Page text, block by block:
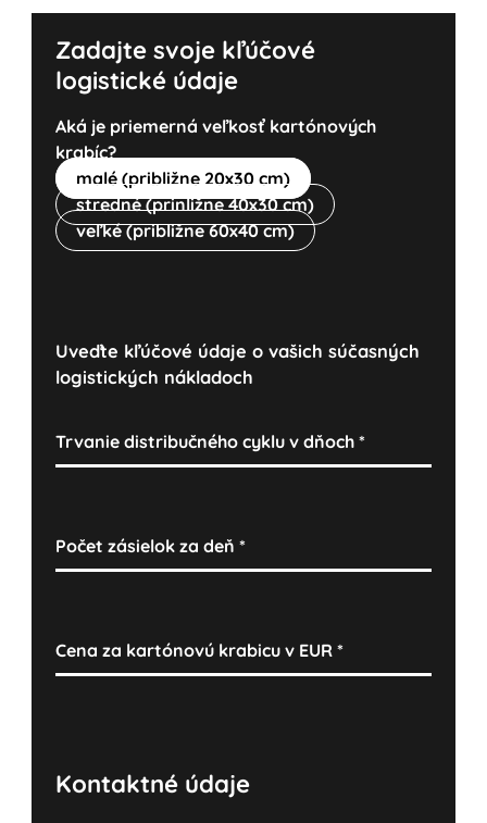
Zadajte svoje kľúčové
logistické údaje
Aká je priemerná veľkosť kartónových
krabíc?
malé (približne 20x30 cm)
stredné (prinližne 40x30 cm)
veľké (približne 60x40 cm)
Uveďte kľúčové údaje o vašich súčasných
logistických nákladoch
Trvanie distribučného cyklu v dňoch*
Počet zásielok za deň*
Cena za kartónovú krabicu v EUR*
Kontaktné údaje